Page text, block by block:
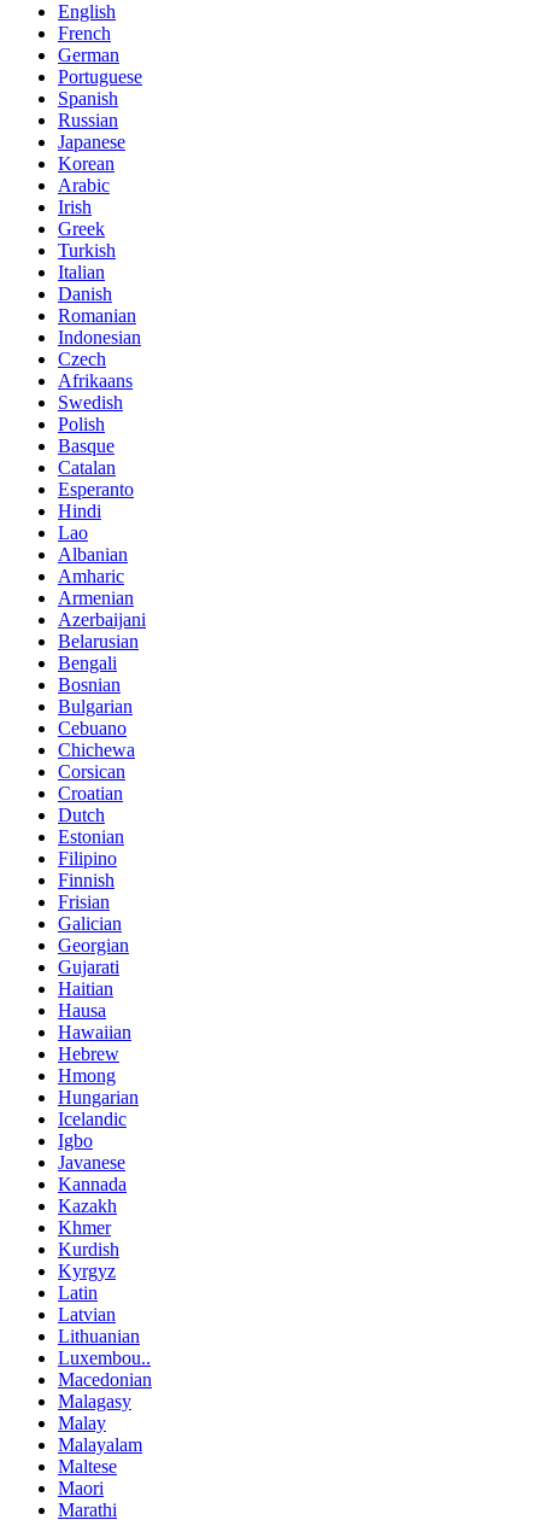
English
French
German
Portuguese
Spanish
Russian
Japanese
Korean
Arabic
Irish
Greek
Turkish
Italian
Danish
Romanian
Indonesian
Czech
Afrikaans
Swedish
Polish
Basque
Catalan
Esperanto
Hindi
Lao
Albanian
Amharic
Armenian
Azerbaijani
Belarusian
Bengali
Bosnian
Bulgarian
Cebuano
Chichewa
Corsican
Croatian
Dutch
Estonian
Filipino
Finnish
Frisian
Galician
Georgian
Gujarati
Haitian
Hausa
Hawaiian
Hebrew
Hmong
Hungarian
Icelandic
Igbo
Javanese
Kannada
Kazakh
Khmer
Kurdish
Kyrgyz
Latin
Latvian
Lithuanian
Luxembou..
Macedonian
Malagasy
Malay
Malayalam
Maltese
Maori
Marathi